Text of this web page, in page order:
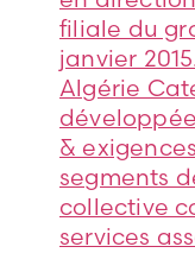
filiale du
janvier
Algérie
&
segments
collective
services